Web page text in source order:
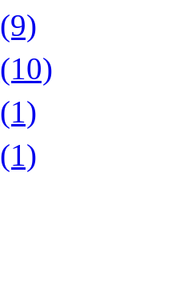
(9)
(10)
(1)
(1)